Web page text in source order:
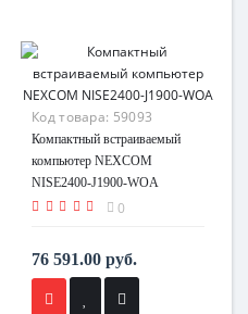
Код товара: 59093
Компактный встраиваемый
компьютер NEXCOM
NISE2400-J1900-WOA
0
76 591.00 руб.